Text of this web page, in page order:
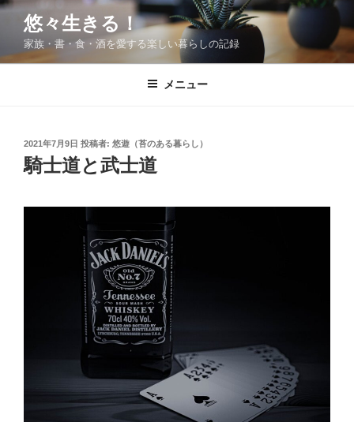
コ
ン
悠々生きる！
家族・書・食・酒を愛する楽しい暮らしの記録
メニュー
投
稿
日:
2021年7月9日 投稿者: 悠遊（苔のある暮らし）
騎士道と武士道